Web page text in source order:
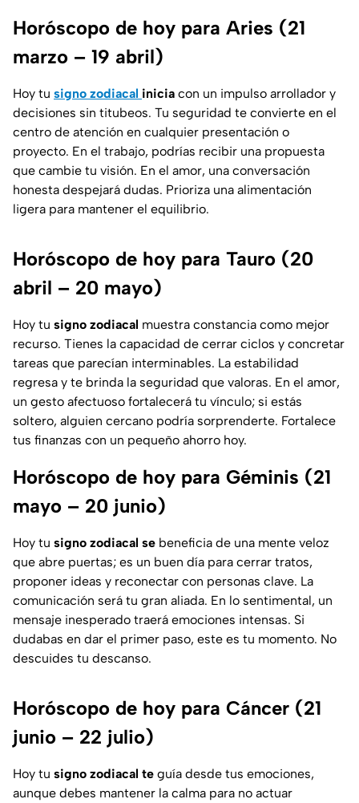
Horóscopo de hoy para Aries (21
marzo – 19 abril)
Hoy tu signo zodiacal inicia con un impulso arrollador y
decisiones sin titubeos. Tu seguridad te convierte en el
centro de atención en cualquier presentación o
proyecto. En el trabajo, podrías recibir una propuesta
que cambie tu visión. En el amor, una conversación
honesta despejará dudas. Prioriza una alimentación
ligera para mantener el equilibrio.
Horóscopo de hoy para Tauro (20
abril – 20 mayo)
Hoy tu signo zodiacal muestra constancia como mejor
recurso. Tienes la capacidad de cerrar ciclos y concretar
tareas que parecían interminables. La estabilidad
regresa y te brinda la seguridad que valoras. En el amor,
un gesto afectuoso fortalecerá tu vínculo; si estás
soltero, alguien cercano podría sorprenderte. Fortalece
tus finanzas con un pequeño ahorro hoy.
Horóscopo de hoy para Géminis (21
mayo – 20 junio)
Hoy tu signo zodiacal se beneficia de una mente veloz
que abre puertas; es un buen día para cerrar tratos,
proponer ideas y reconectar con personas clave. La
comunicación será tu gran aliada. En lo sentimental, un
mensaje inesperado traerá emociones intensas. Si
dudabas en dar el primer paso, este es tu momento. No
descuides tu descanso.
Horóscopo de hoy para Cáncer (21
junio – 22 julio)
Hoy tu signo zodiacal te guía desde tus emociones,
aunque debes mantener la calma para no actuar